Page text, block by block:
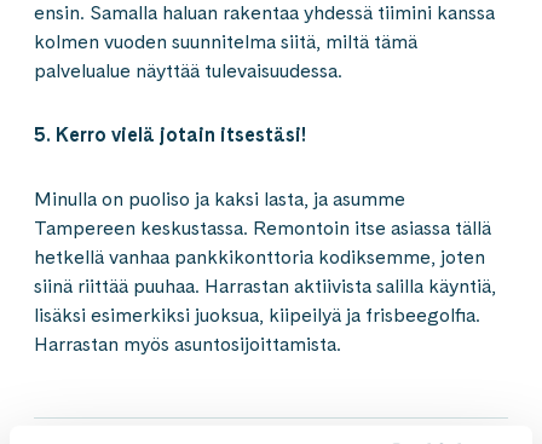
ensin. Samalla haluan rakentaa yhdessä tiimini kanssa
kolmen vuoden suunnitelma siitä, miltä tämä
palvelualue näyttää tulevaisuudessa.
5. Kerro vielä jotain itsestäsi!
Minulla on puoliso ja kaksi lasta, ja asumme
Tampereen keskustassa. Remontoin itse asiassa tällä
hetkellä vanhaa pankkikonttoria kodiksemme, joten
siinä riittää puuhaa. Harrastan aktiivista salilla käyntiä,
lisäksi esimerkiksi juoksua, kiipeilyä ja frisbeegolfia.
Harrastan myös asuntosijoittamista.